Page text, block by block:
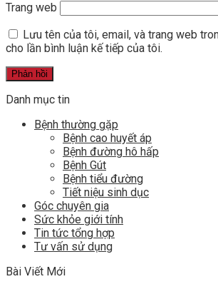
Trang web
Lưu tên của tôi, email, và trang web
cho lần bình luận kế tiếp của tôi.
Danh mục tin
Bệnh thường gặp
Bệnh cao huyết áp
Bệnh đường hô hấp
Bệnh Gút
Bệnh tiểu đường
Tiết niệu sinh dục
Góc chuyên gia
Sức khỏe giới tính
Tin tức tổng hợp
Tư vấn sử dụng
Bài Viết Mới